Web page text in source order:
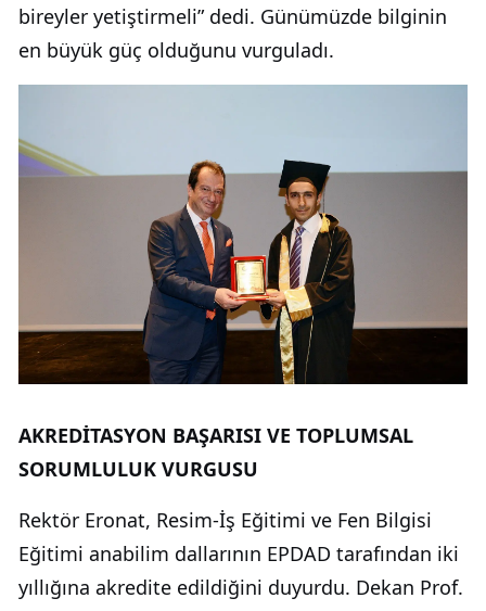
bireyler yetiştirmeli” dedi. Günümüzde bilginin
en büyük güç olduğunu vurguladı.
AKREDİTASYON BAŞARISI VE TOPLUMSAL
SORUMLULUK VURGUSU
Rektör Eronat, Resim-İş Eğitimi ve Fen Bilgisi
Eğitimi anabilim dallarının EPDAD tarafından iki
yıllığına akredite edildiğini duyurdu. Dekan Prof.